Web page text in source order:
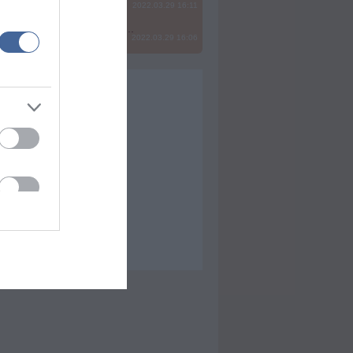
2022.03.29 16:11
2022.03.29 16:06